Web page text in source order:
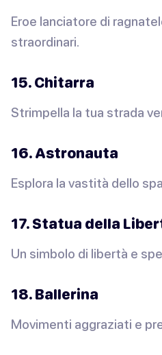
Eroe lanciatore di
straordinari.
15. Chitarra
Strimpella la tua strada
16. Astronauta
Esplora la vastità dello
17. Statua della
Un simbolo di libertà e
18. Ballerina
Movimenti aggraziati e